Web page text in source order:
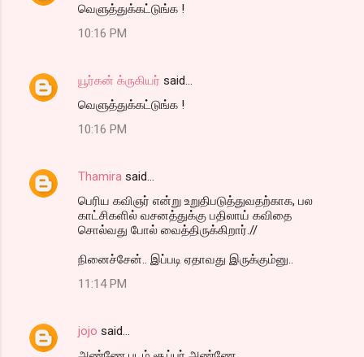
வெளுத்துக்கட்டுங்க !
10:16 PM
யூர்கன் க்ருகியர் said…
வெளுத்துக்கட்டுங்க !
10:16 PM
Thamira said…
பெரிய கவிஞர் என்று உறுதிபடுத்துவதற்காக, பல
காட்சிகளில் வசனத்துக்கு பதிலாய் கவிதை
சொல்வது போல் வைத்திருக்கிறார்.//
நினைச்சேன்.. இப்படி ஏதாவது இருக்கும்னு..
11:14 PM
jojo said…